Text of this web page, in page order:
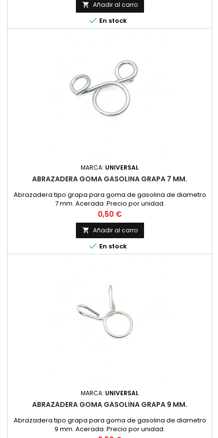
 Añadir al carro
 En stock
MARCA: UNIVERSAL
ABRAZADERA GOMA GASOLINA GRAPA 7 MM.
Abrazadera tipo grapa para goma de gasolina de diametro
7 mm. Acerada. Precio por unidad.
Precio
0,50 €
 Añadir al carro
 En stock
MARCA: UNIVERSAL
ABRAZADERA GOMA GASOLINA GRAPA 9 MM.
Abrazadera tipo grapa para goma de gasolina de diametro
9 mm. Acerada. Precio por unidad.